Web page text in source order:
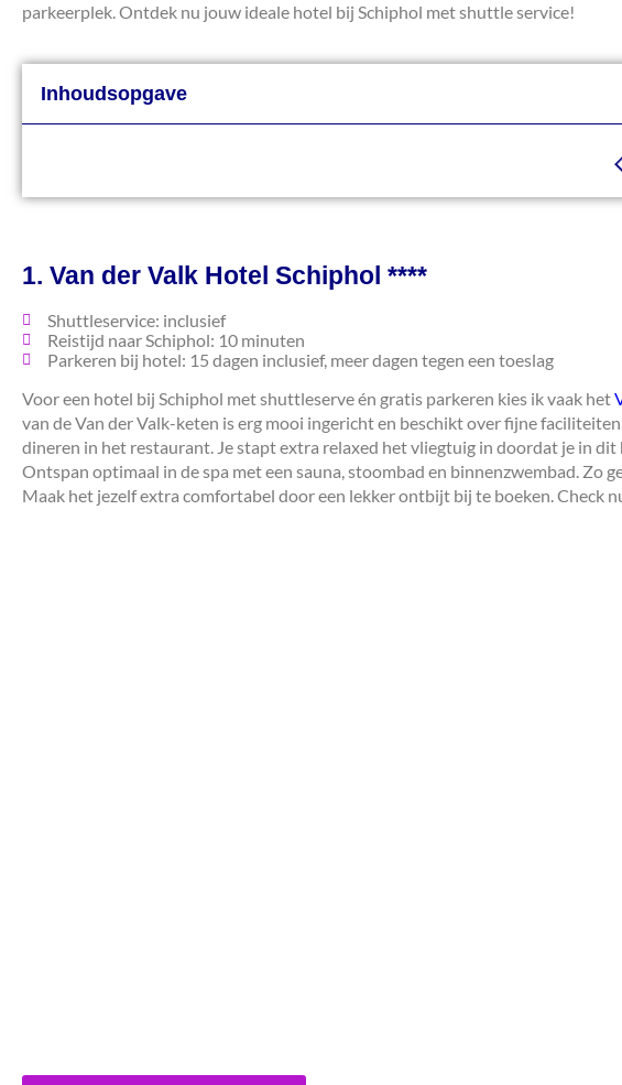
parkeerplek. Ontdek nu jouw ideale hotel bij Schiphol met shuttle service!
Inhoudsopgave
1. Van der Valk Hotel Schiphol ****
Shuttleservice: inclusief
Reistijd naar Schiphol: 10 minuten
Parkeren bij hotel: 15 dagen inclusief, meer dagen tegen een toeslag
Voor een hotel bij Schiphol met shuttleserve én gratis parkeren kies ik vaak het
van de Van der Valk-keten is erg mooi ingericht en beschikt over fijne
dineren in het restaurant. Je stapt extra relaxed het vliegtuig in doordat je in
Ontspan optimaal in de spa met een sauna, stoombad en binnenzwembad. Zo
Maak het jezelf extra comfortabel door een lekker ontbijt bij te boeken. Check